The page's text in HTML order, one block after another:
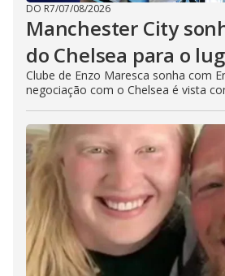
DO R7/07/08/2026
Manchester City
do Chelsea para o
Clube de Enzo Maresca sonha com
negociação com o Chelsea é vista